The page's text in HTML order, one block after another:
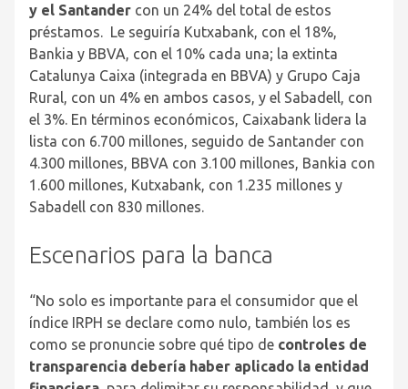
y el Santander con un 24% del total de estos
préstamos. Le seguiría Kutxabank, con el 18%,
Bankia y BBVA, con el 10% cada una; la extinta
Catalunya Caixa (integrada en BBVA) y Grupo Caja
Rural, con un 4% en ambos casos, y el Sabadell, con
el 3%. En términos económicos, Caixabank lidera la
lista con 6.700 millones, seguido de Santander con
4.300 millones, BBVA con 3.100 millones, Bankia con
1.600 millones, Kutxabank, con 1.235 millones y
Sabadell con 830 millones.
Escenarios para la banca
“No solo es importante para el consumidor que el
índice IRPH se declare como nulo, también los es
como se pronuncie sobre qué tipo de controles de
transparencia debería haber aplicado la entidad